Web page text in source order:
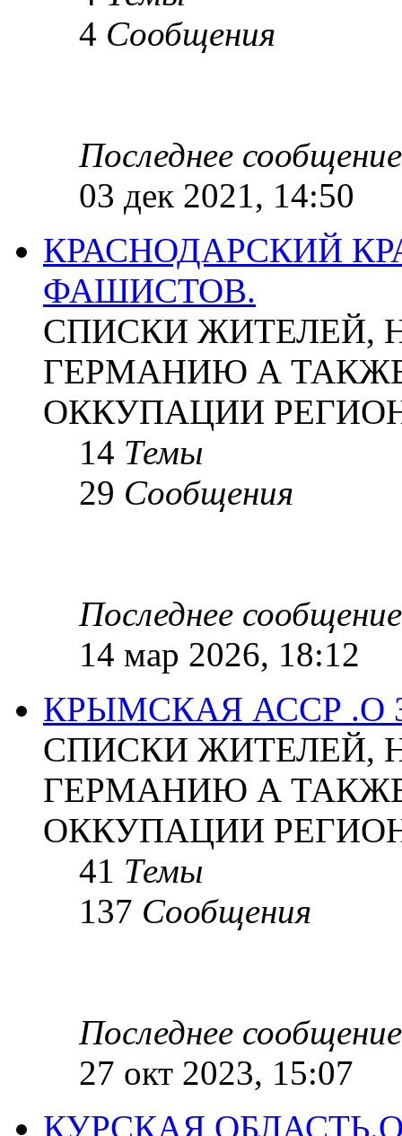
4 Сообщения
Последнее сообщение
03 дек 2021, 14:50
КРАСНОДАРСКИЙ
ФАШИСТОВ.
СПИСКИ ЖИТЕЛЕЙ,
ГЕРМАНИЮ А
ОККУПАЦИИ
14 Темы
29 Сообщения
Последнее сообщение
14 мар 2026, 18:12
КРЫМСКАЯ АССР .О
СПИСКИ ЖИТЕЛЕЙ,
ГЕРМАНИЮ А
ОККУПАЦИИ
41 Темы
137 Сообщения
Последнее сообщение
27 окт 2023, 15:07
КУРСКАЯ